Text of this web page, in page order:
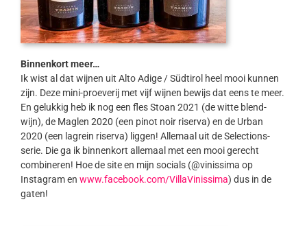
Binnenkort meer…
Ik wist al dat wijnen uit Alto Adige / Südtirol heel mooi kunnen
zijn. Deze mini-proeverij met vijf wijnen bewijs dat eens te meer.
En gelukkig heb ik nog een fles Stoan 2021 (de witte blend-
wijn), de Maglen 2020 (een pinot noir riserva) en de Urban
2020 (een lagrein riserva) liggen! Allemaal uit de Selections-
serie. Die ga ik binnenkort allemaal met een mooi gerecht
combineren! Hoe de site en mijn socials (@vinissima op
Instagram en www.facebook.com/VillaVinissima) dus in de
gaten!